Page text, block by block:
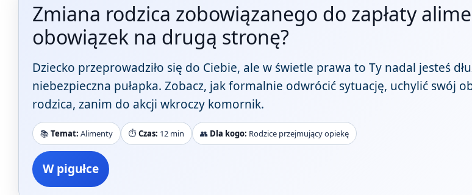
Zmiana rodzica zobowiązanego do zapłaty
obowiązek na drugą stronę?
Dziecko przeprowadziło się do Ciebie, ale w świetle prawa to Ty nadal jesteś
niebezpieczna pułapka. Zobacz, jak formalnie odwrócić sytuację, uchylić swój
rodzica, zanim do akcji wkroczy komornik.
📚Temat: Alimenty ⏱️ Czas: 12 min 👥 Dla kogo: Rodzice przejmujący opiekę
W pigułce